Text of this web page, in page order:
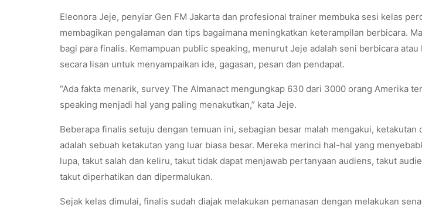
Eleonora Jeje, penyiar Gen FM Jakarta dan profesional trainer membuka sesi kelas
membagikan pengalaman dan tips bagaimana meningkatkan keterampilan berbicara.
bagi para finalis. Kemampuan public speaking, menurut Jeje adalah seni berbicara
secara lisan untuk menyampaikan ide, gagasan, pesan dan pendapat.
“Ada fakta menarik, survey The Almanact mengungkap 630 dari 3000 orang Amerika
speaking menjadi hal yang paling menakutkan,” kata Jeje.
Beberapa finalis setuju dengan temuan ini, sebagian besar malah mengakui, ketakutan
adalah sebuah ketakutan yang luar biasa besar. Mereka merinci hal-hal yang
lupa, takut salah dan keliru, takut tidak dapat menjawab pertanyaan audiens, takut
takut diperhatikan dan dipermalukan.
Sejak kelas dimulai, finalis sudah diajak melakukan pemanasan dengan melakukan